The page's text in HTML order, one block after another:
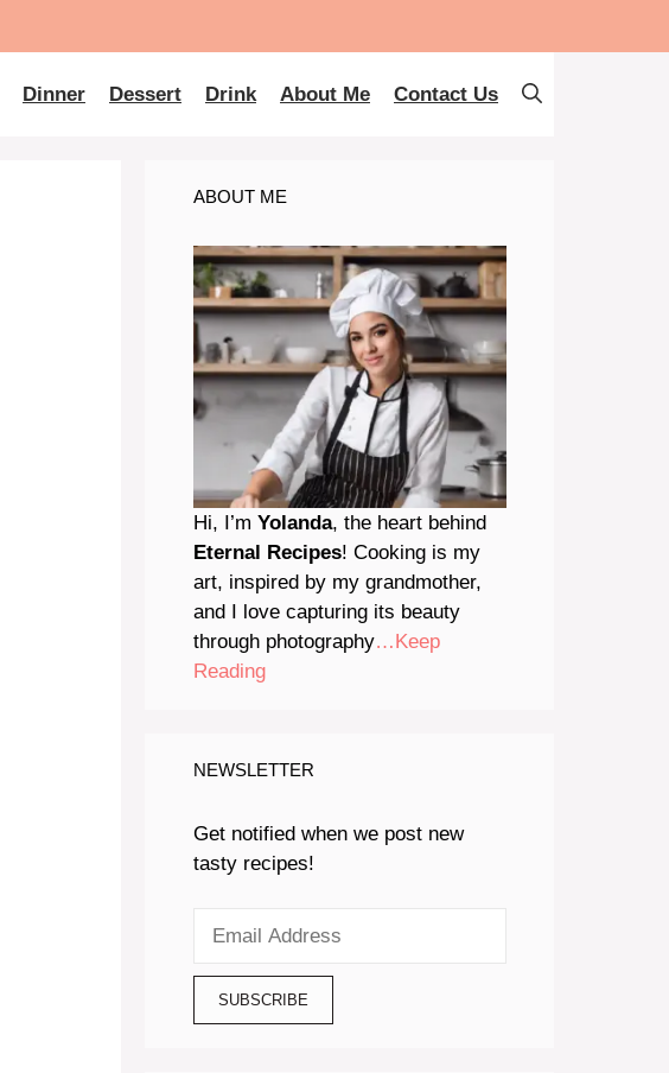
Dinner Dessert Drink About Me Contact Us
ABOUT ME
Hi, I’m Yolanda, the heart behind
Eternal Recipes! Cooking is my
art, inspired by my grandmother,
and I love capturing its beauty
through photography…Keep
Reading
NEWSLETTER
Get notified when we post new
tasty recipes!